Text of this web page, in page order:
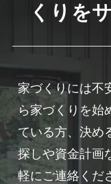
くりを
家づくりには不
ら家づくりを始
ている方、決め
探しや資金計画
軽にご連絡くだ